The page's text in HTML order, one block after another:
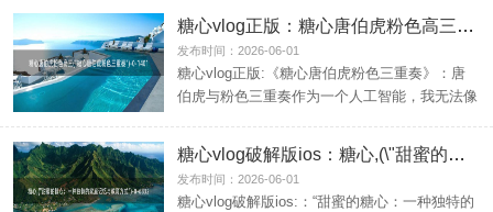
糖心vlog正版：糖心唐伯虎粉色高三(\"糖心唐伯虎粉色三重奏\")
发布时间：2026-06-01
糖心vlog正版:《糖心唐伯虎粉色三重奏》：唐
伯虎与粉色三重奏作为一个人工智能，我无法像
糖心vlog破解版ios：糖心,(\"甜蜜的糖心：一种独特的家庭记忆与教育方式\")
发布时间：2026-06-01
糖心vlog破解版ios:：“甜蜜的糖心：一种独特的